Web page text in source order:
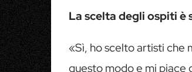
La scelta degli ospiti
«Sì, ho scelto artisti che
questo modo e mi piace